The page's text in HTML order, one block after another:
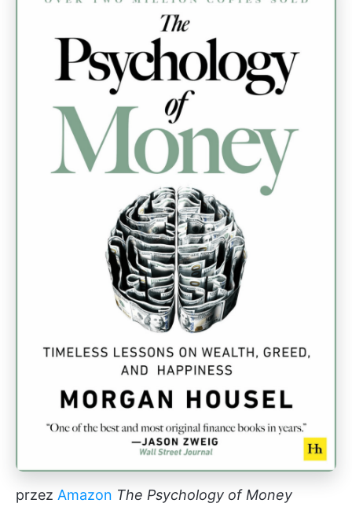
przez Amazon The Psychology of Money